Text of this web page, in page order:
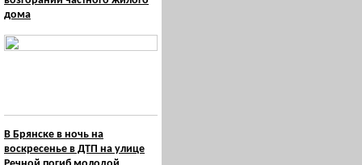
дома
В Брянске в ночь на
воскресенье в ДТП на улице